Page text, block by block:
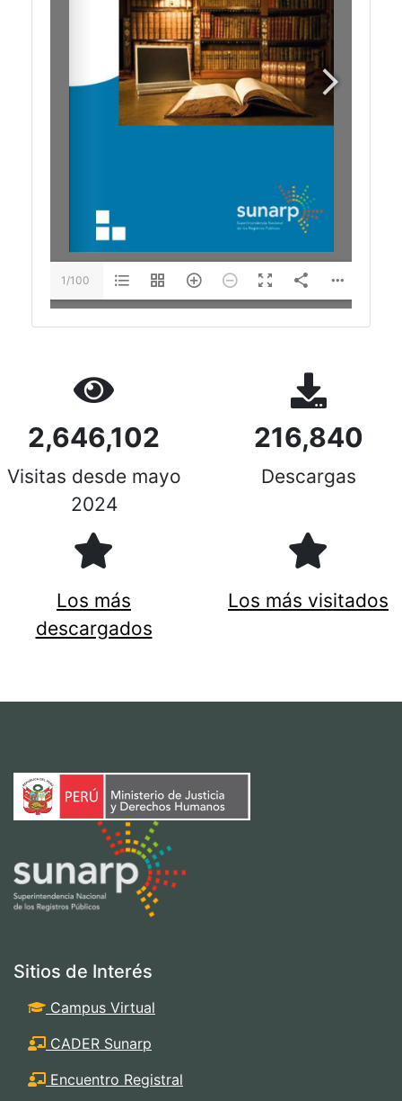
1/100
2,646,102
Visitas desde mayo
2024
216,840
Descargas
Los más
descargados
Los más visitados
Sitios de Interés
Campus Virtual
CADER Sunarp
Encuentro Registral